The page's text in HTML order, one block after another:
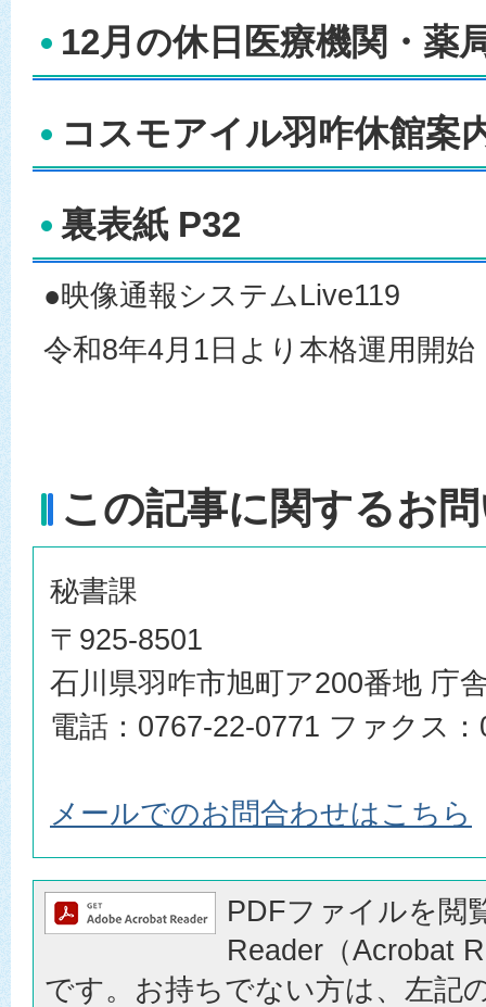
12月の休日医療機関・薬
コスモアイル羽咋休館案
裏表紙 P32
●映像通報システムLive119
令和8年4月1日より本格運用開始
この記事に関するお
秘書課
〒925-8501
石川県羽咋市旭町ア200番地 庁
電話：0767-22-0771 ファクス
メールでのお問合わせはこちら
PDFファイルを閲
Reader（Acrobat
です。お持ちでない方は、左記